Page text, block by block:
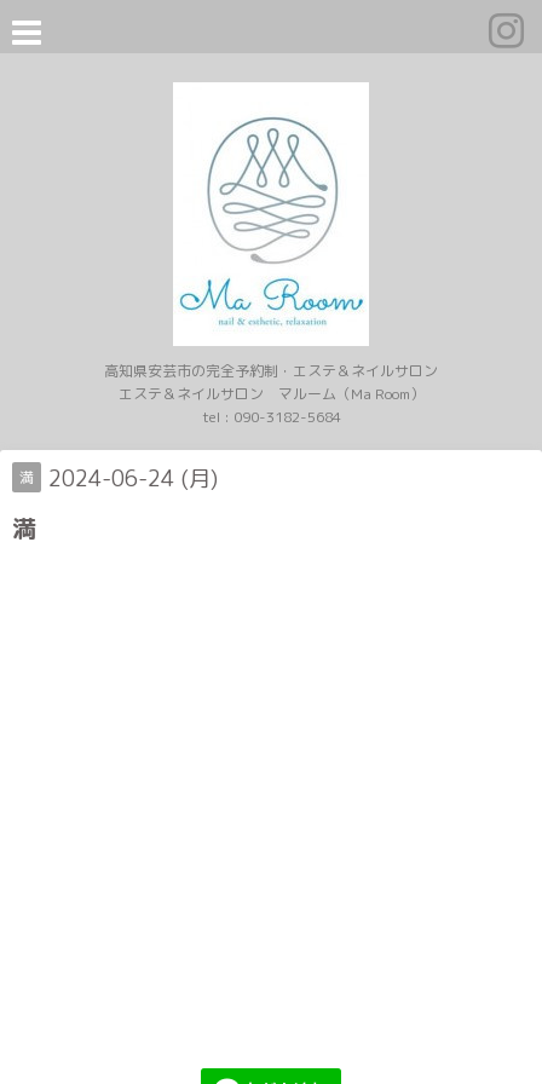
高知県安芸市の完全予約制・エステ＆ネイルサロン
エステ＆ネイルサロン マルーム（Ma Room）
tel : 090-3182-5684
満 2024-06-24 (月)
満